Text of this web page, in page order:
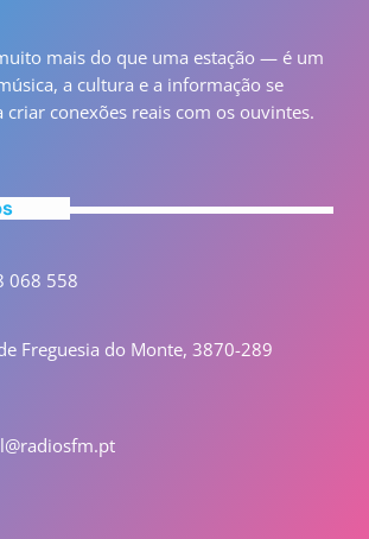
mais do que uma estação — é um
a cultura e a informação se
conexões reais com os ouvintes.
068 558
Freguesia do Monte, 3870-289